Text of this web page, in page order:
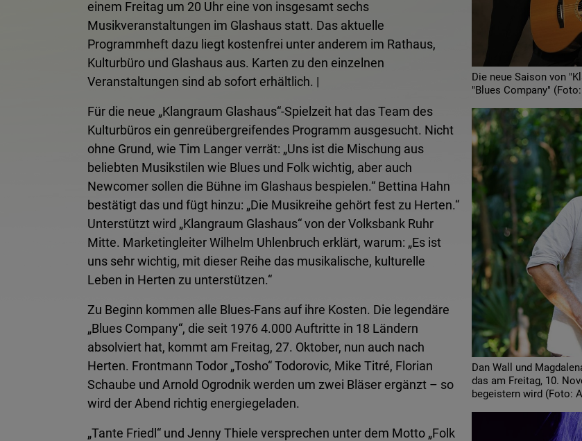
Die neue Saison von
"Blues Company"
Dan Wall und
das am Freitag, 10.
begeistern wird (Foto:
einem Freitag um 20 Uhr eine von insgesamt sechs
Musikveranstaltungen im Glashaus statt. Das aktuelle
Programmheft dazu liegt kostenfrei unter anderem im Rathaus,
Kulturbüro und Glashaus aus. Karten zu den einzelnen
Veranstaltungen sind ab sofort erhältlich. |
Für die neue „Klangraum Glashaus“-Spielzeit hat das Team des
Kulturbüros ein genreübergreifendes Programm ausgesucht. Nicht
ohne Grund, wie Tim Langer verrät: „Uns ist die Mischung aus
beliebten Musikstilen wie Blues und Folk wichtig, aber auch
Newcomer sollen die Bühne im Glashaus bespielen.“ Bettina Hahn
bestätigt das und fügt hinzu: „Die Musikreihe gehört fest zu Herten.“
Unterstützt wird „Klangraum Glashaus“ von der Volksbank Ruhr
Mitte. Marketingleiter Wilhelm Uhlenbruch erklärt, warum: „Es ist
uns sehr wichtig, mit dieser Reihe das musikalische, kulturelle
Leben in Herten zu unterstützen.“
Zu Beginn kommen alle Blues-Fans auf ihre Kosten. Die legendäre
„Blues Company“, die seit 1976 4.000 Auftritte in 18 Ländern
absolviert hat, kommt am Freitag, 27. Oktober, nun auch nach
Herten. Frontmann Todor „Tosho“ Todorovic, Mike Titré, Florian
Schaube und Arnold Ogrodnik werden um zwei Bläser ergänzt – so
wird der Abend richtig energiegeladen.
„Tante Friedl“ und Jenny Thiele versprechen unter dem Motto „Folk